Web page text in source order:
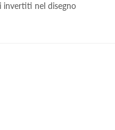
invertiti nel disegno